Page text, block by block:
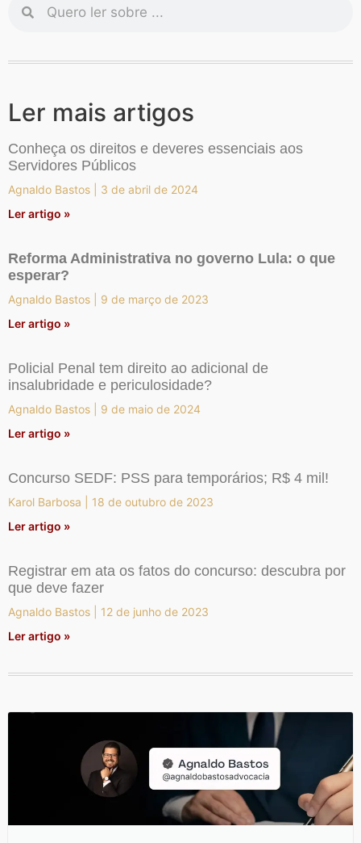
Ler mais artigos
Conheça os direitos e deveres essenciais aos
Servidores Públicos
Agnaldo Bastos
3 de abril de 2024
Ler artigo »
Reforma Administrativa no governo Lula: o que
esperar?
Agnaldo Bastos
9 de março de 2023
Ler artigo »
Policial Penal tem direito ao adicional de
insalubridade e periculosidade?
Agnaldo Bastos
9 de maio de 2024
Ler artigo »
Concurso SEDF: PSS para temporários; R$ 4 mil!
Karol Barbosa
18 de outubro de 2023
Ler artigo »
Registrar em ata os fatos do concurso: descubra por
que deve fazer
Agnaldo Bastos
12 de junho de 2023
Ler artigo »